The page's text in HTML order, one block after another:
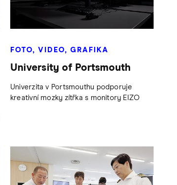
FOTO, VIDEO, GRAFIKA
University of Portsmouth
Univerzita v Portsmouthu podporuje
kreativní mozky zítřka s monitory EIZO